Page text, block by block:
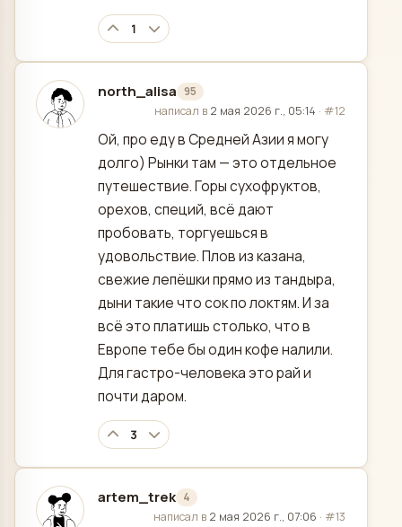
1
north_alisa 95
отредактировано
написал в 2 мая 2026 г., 05:14 · #12
Ой, про еду в Средней Азии я могу
долго) Рынки там — это отдельное
путешествие. Горы сухофруктов,
орехов, специй, всё дают
пробовать, торгуешься в
удовольствие. Плов из казана,
свежие лепёшки прямо из тандыра,
дыни такие что сок по локтям. И за
всё это платишь столько, что в
Европе тебе бы один кофе налили.
Для гастро-человека это рай и
почти даром.
3
artem_trek 4
отредактировано
написал в 2 мая 2026 г., 07:06 · #13